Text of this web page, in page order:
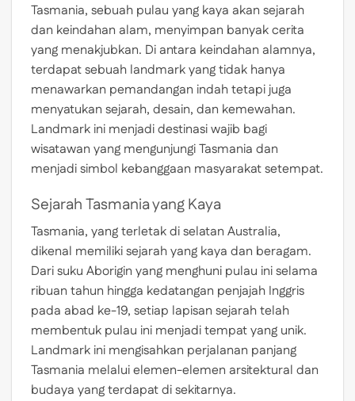
Tasmania, sebuah pulau yang kaya akan sejarah
dan keindahan alam, menyimpan banyak cerita
yang menakjubkan. Di antara keindahan alamnya,
terdapat sebuah landmark yang tidak hanya
menawarkan pemandangan indah tetapi juga
menyatukan sejarah, desain, dan kemewahan.
Landmark ini menjadi destinasi wajib bagi
wisatawan yang mengunjungi Tasmania dan
menjadi simbol kebanggaan masyarakat setempat.
Sejarah Tasmania yang Kaya
Tasmania, yang terletak di selatan Australia,
dikenal memiliki sejarah yang kaya dan beragam.
Dari suku Aborigin yang menghuni pulau ini selama
ribuan tahun hingga kedatangan penjajah Inggris
pada abad ke-19, setiap lapisan sejarah telah
membentuk pulau ini menjadi tempat yang unik.
Landmark ini mengisahkan perjalanan panjang
Tasmania melalui elemen-elemen arsitektural dan
budaya yang terdapat di sekitarnya.